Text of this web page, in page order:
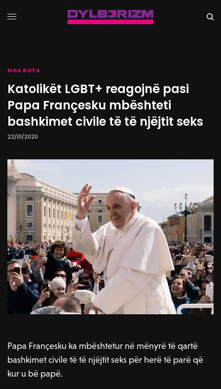
NGA BOTA
Katolikët LGBT+ reagojnë pasi
Papa Françesku mbështeti
bashkimet civile të të njëjtit seks
22/10/2020
Papa Françesku ka mbështetur në mënyrë të qartë
bashkimet civile të të njëjtit seks për herë të parë që
kur u bë papë.